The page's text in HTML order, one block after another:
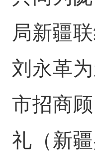
局新疆
刘永革
市招商
礼（新